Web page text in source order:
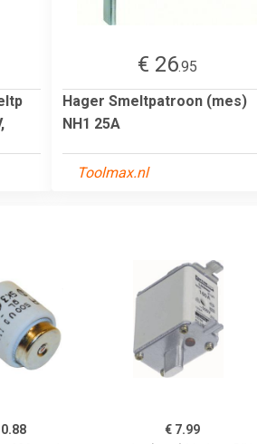
€ 26.95
Hager Smeltpatroon (mes)
NH1 25A
Toolmax.nl
€ 7.99